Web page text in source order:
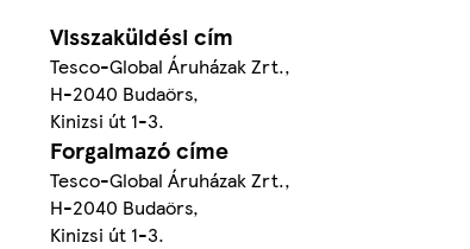
Visszaküldési cím
Tesco-Global Áruházak Zrt.,
H-2040 Budaörs,
Kinizsi út 1-3.
Forgalmazó címe
Tesco-Global Áruházak Zrt.,
H-2040 Budaörs,
Kinizsi út 1-3.